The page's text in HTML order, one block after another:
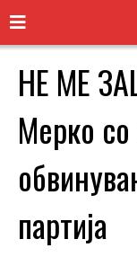
НЕ МЕ
Мерко
партија